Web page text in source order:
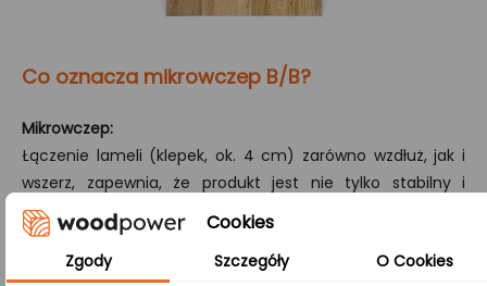
Co oznacza mikrowczep B/B?
Mikrowczep:
Łączenie lameli (klepek, ok. 4 cm) zarówno wzdłuż, jak i
wszerz, zapewnia, że produkt jest nie tylko stabilny i
odporny na pękanie, ale również zachowuje autentyczną
strukturę drewna.
Cookies
Zgody Szczegóły O Cookies